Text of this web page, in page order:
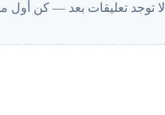
لا توجد تعليقات بعد — كن أول